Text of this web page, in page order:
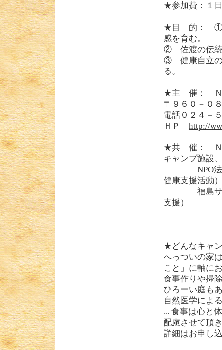
★参加費：１
★目 的： ①
感を育む。
② 佐渡の伝統
③ 健康自立の
る。
★主 催： Ｎ
〒９６０－０
電話０２４－
ＨＰ http://
★共 催： ＮＰ
キャンプ施設
NPO法人ラ
健康支援活動）
福島サポー
支援）
★どんなキャ
へっついの家
こと」に軸に
食事作りや掃
ひろーい庭も
自然医学によ
... 食事は心と
配慮させて頂
詳細はお申し